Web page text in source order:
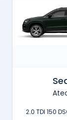
2.0 TDI 150